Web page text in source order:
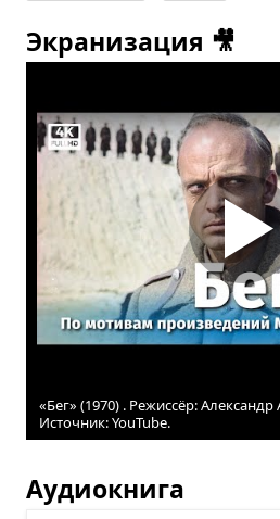
Экранизация 🎥
«Бег» (1970) . Режиссёр:
Источник: YouTube.
Аудиокнига